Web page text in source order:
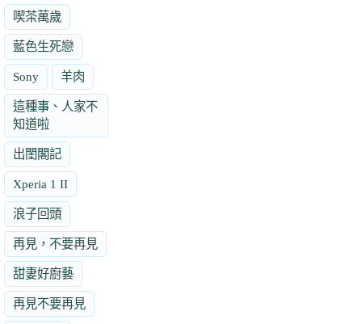
喫茶萬歲
藍色生死戀
Sony 羊肉
這種事、人家不
知道啦
出閨閣記
Xperia 1 II
浪子回頭
再見，不要再見
甜妻好廚藝
再見不要再見